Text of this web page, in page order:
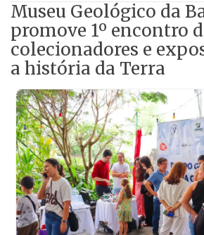
Museu Geológico da
promove 1º encontro
colecionadores e
a história da Terra